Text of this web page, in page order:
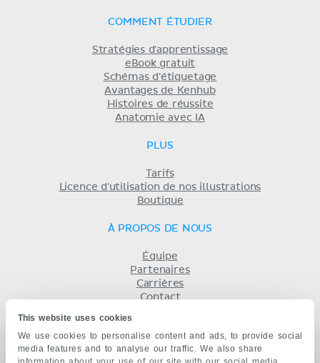
This website uses cookies
We use cookies to personalise content and ads, to provide social
media features and to analyse our traffic. We also share
COMMENT ÉTUDIER
Stratégies d'apprentissage
eBook gratuit
Schémas d'étiquetage
Avantages de Kenhub
Histoires de réussite
Anatomie avec IA
PLUS
Tarifs
Licence d'utilisation de nos illustrations
Boutique
À PROPOS DE NOUS
Équipe
Partenaires
Carrières
Contact
Politique de confidentialité
KENHUB EN...